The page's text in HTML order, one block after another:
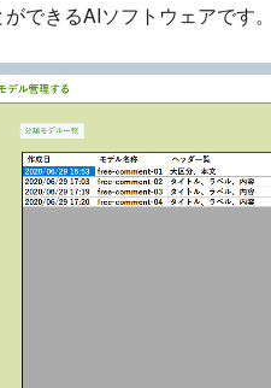
できるAIソフトウェアです